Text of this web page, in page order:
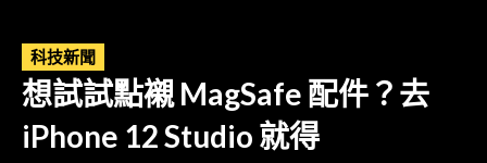
科技新聞
想試試點襯 MagSafe 配件？去
iPhone 12 Studio 就得